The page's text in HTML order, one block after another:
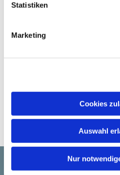
h
Statistiken
Marketing
Cookies
Auswahl
Nur
Startseite